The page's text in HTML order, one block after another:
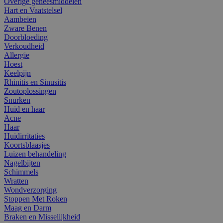
Hart en Vaatstelsel
Aambeien
Zware Benen
Doorbloeding
Verkoudheid
Allergie
Hoest
Keelpijn
Rhinitis en Sinusitis
Zoutoplossingen
Snurken
Huid en haar
Acne
Haar
Huidirritaties
Koortsblaasjes
Luizen behandeling
Nagelbijten
Schimmels
Wratten
Wondverzorging
Stoppen Met Roken
Maag en Darm
Braken en Misselijkheid